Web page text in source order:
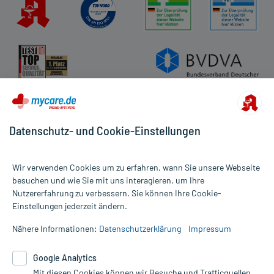
Alle Preise gelten inkl. MwSt., ggf. zzgl. Versandkosten
Informationen auf dieser Website werden ausschließlich für
die Untersuchung und Behandlung durch einen Arzt. Bitte
Therapien eingeleitet werden können. | Diese Webseite benutzt
Datenschutz- und Cookie-Einstellungen
Wir verwenden Cookies um zu erfahren, wann Sie unsere Webseite
besuchen und wie Sie mit uns interagieren, um Ihre
Nutzererfahrung zu verbessern. Sie können Ihre Cookie-
Einstellungen jederzeit ändern.
Nähere Informationen: Datenschutzerklärung Impressum
Google Analytics